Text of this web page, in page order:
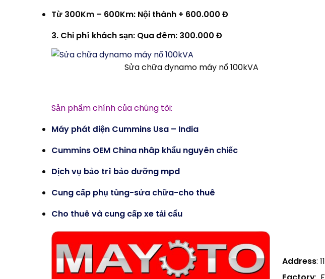
Từ 300Km – 600Km: Nội thành + 600.000 Đ
3. Chi phí khách sạn: Qua đêm: 300.000 Đ
Sửa chữa dynamo máy nổ 100kVA
Sản phẩm chính của chúng tôi:
Máy phát điện Cummins Usa – India
Cummins OEM China nhâp khẩu nguyên chiếc
Dịch vụ bảo trì bảo dưỡng mpd
Cung cấp phụ tùng-sửa chữa-cho thuê
Cho thuê và cung cấp xe tải cẩu
Address: